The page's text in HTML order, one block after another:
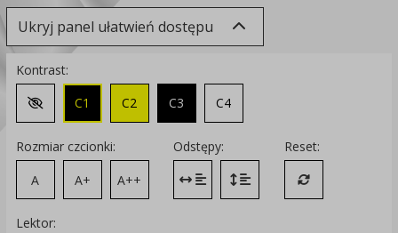
Ukryj panel ułatwień dostępu
Kontrast:
Zmień kontrast na domyślny
C1 C2 C3 C4
Rozmiar czcionki:
A
A+ A++
Odstępy:
Zmień odstęp między literami
Zmień interlinię i margines
Reset:
Przywróć
Lektor: